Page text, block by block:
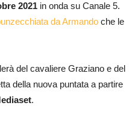
2021 in onda su Canale 5.
da Armando che le
del cavaliere Graziano e del
della nuova puntata a partire
.